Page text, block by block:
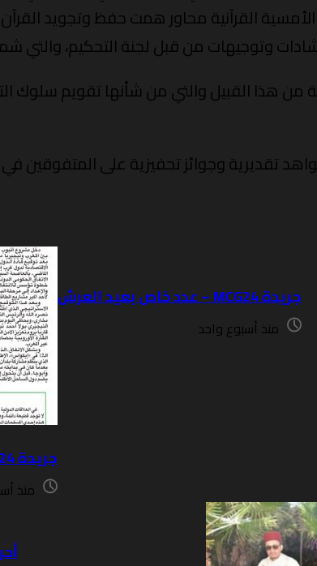
القرآنية محاور همت حفظ وتجويد
وتوجيهات من قبل لجنة التحكيم، والتي
من هذا القبيل والتي من شأنها تقويم
تقديرية وجوائز تحفيزية على المتفوقين
جريدة MCG24 – عدد خاص بعيد العرش
منذ أسبوع واحد
جريدة MCG24 – العدد 58
منذ